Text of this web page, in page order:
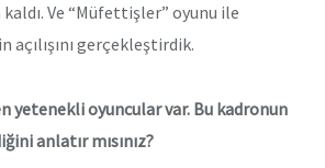
Ve “Müfettişler” oyunu ile
açılışını gerçekleştirdik.
yetenekli oyuncular var. Bu kadronun
anlatır mısınız?